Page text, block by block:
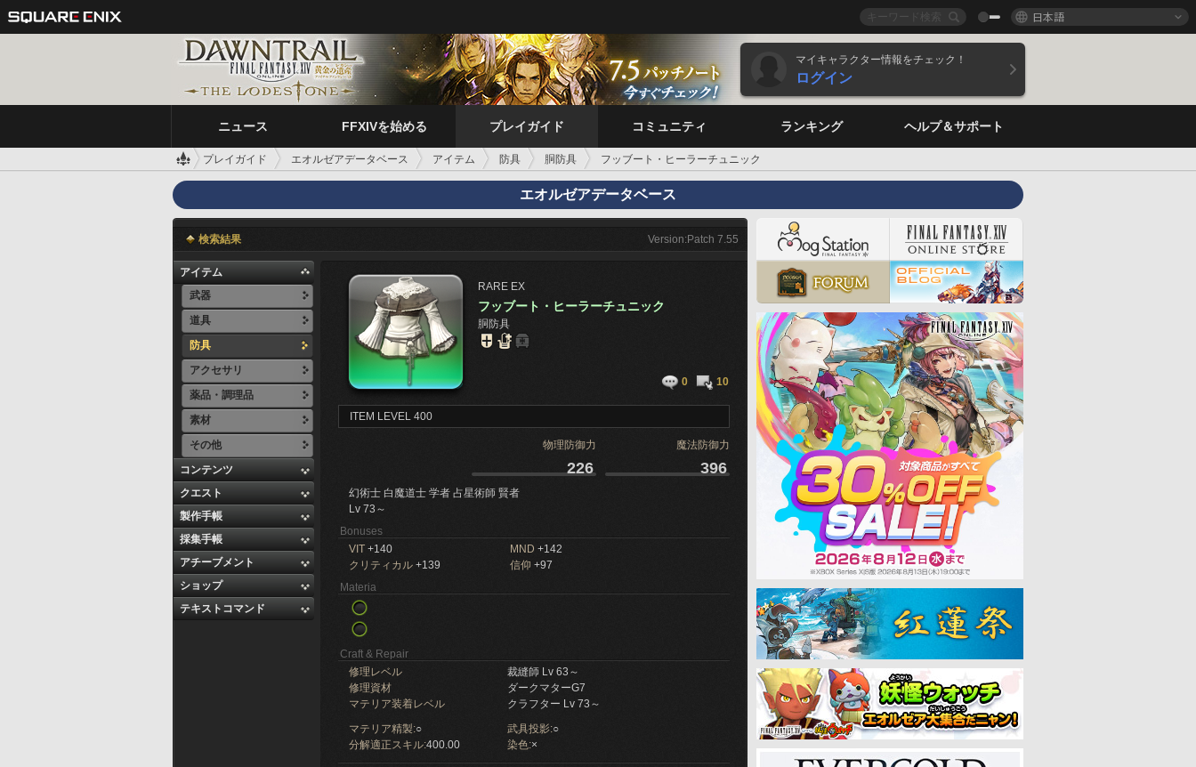
日本語
マイキャラクター情報をチェック！
ログイン
ニュース FFXIVを始める プレイガイド コミュニティ ランキング ヘルプ＆サポート
プレイガイド エオルゼアデータベース アイテム 防具 胴防具 フッブート・ヒーラーチュニック
エオルゼアデータベース
検索結果 Version:Patch 7.55
アイテム
武器
道具
防具
アクセサリ
薬品・調理品
素材
その他
コンテンツ
クエスト
製作手帳
採集手帳
アチーブメント
ショップ
テキストコマンド
RARE EX
フッブート・ヒーラーチュニック
胴防具
0 10
ITEM LEVEL 400
物理防御力 魔法防御力
226 396
幻術士 白魔道士 学者 占星術師 賢者
Lv 73～
Bonuses
VIT +140 MND +142
クリティカル +139 信仰 +97
Materia
Craft & Repair
修理レベル
裁縫師 Lv 63～
修理資材
ダークマターG7
マテリア装着レベル
クラフター Lv 73～
マテリア精製:○ 武具投影:○
分解適正スキル:400.00 染色:×